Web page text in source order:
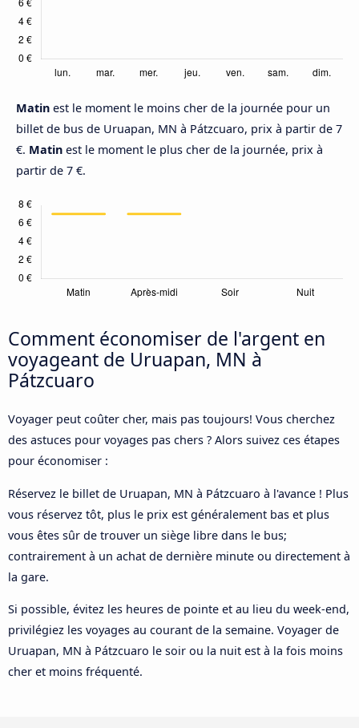
Matin est le moment le moins cher de la journée pour un
billet de bus de Uruapan, MN à Pátzcuaro, prix à partir de 7
€. Matin est le moment le plus cher de la journée, prix à
partir de 7 €.
Comment économiser de l'argent en
voyageant de Uruapan, MN à
Pátzcuaro
Voyager peut coûter cher, mais pas toujours! Vous cherchez
des astuces pour voyages pas chers ? Alors suivez ces étapes
pour économiser :
Réservez le billet de Uruapan, MN à Pátzcuaro à l'avance ! Plus
vous réservez tôt, plus le prix est généralement bas et plus
vous êtes sûr de trouver un siège libre dans le bus;
contrairement à un achat de dernière minute ou directement à
la gare.
Si possible, évitez les heures de pointe et au lieu du week-end,
privilégiez les voyages au courant de la semaine. Voyager de
Uruapan, MN à Pátzcuaro le soir ou la nuit est à la fois moins
cher et moins fréquenté.